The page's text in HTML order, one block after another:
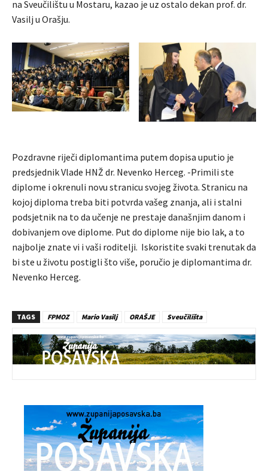
na Sveučilištu u Mostaru, kazao je uz ostalo dekan prof. dr.
Vasilj u Orašju.
Pozdravne riječi diplomantima putem dopisa uputio je
predsjednik Vlade HNŽ dr. Nevenko Herceg. -Primili ste
diplome i okrenuli novu stranicu svojeg života. Stranicu na
kojoj diploma treba biti potvrda vašeg znanja, ali i stalni
podsjetnik na to da učenje ne prestaje današnjim danom i
dobivanjem ove diplome. Put do diplome nije bio lak, a to
najbolje znate vi i vaši roditelji. Iskoristite svaki trenutak da
bi ste u životu postigli što više, poručio je diplomantima dr.
Nevenko Herceg.
TAGS FPMOZ Mario Vasilj ORAŠJE Sveučilišta